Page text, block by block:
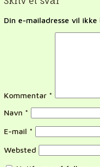
Din e-mailadresse vil ikke
Kommentar *
Navn *
E-mail *
Websted